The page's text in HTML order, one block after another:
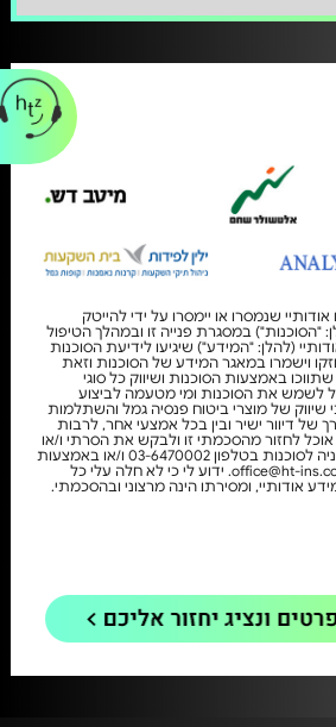
שנמסרו או יימסרו על ידי להייטק
"הסוכנות") במסגרת פנייה זו ובמהלך הטיפול
(להלן: "המידע") שיגיעו לידיעת הסוכנות
וישמרו במאגר המידע של הסוכנות וזאת
באמצעות הסוכנות ושיווק כל סוגי
לשמש את הסוכנות ומי מטעמה לביצוע
שיווק של מוצרי ביטוח פנסיה גמל והשתלמות
של דיוור ישיר ובין בכל אמצעי אחר, לרבות
אוכל לחזור מהסכמתי זו ולבקש את הסרתי ו/או
שינוי פרטיי, בכל עת ע"י פניה לסוכנות בטלפון 03-6470002 ו/או באמצעות
הודעת דוא"ל לכתובת: office@ht-ins.co.il. ידוע לי כי לא חלה עלי כל
אודותיי, ומסירתו הינה מרצוני ובהסכמתי.